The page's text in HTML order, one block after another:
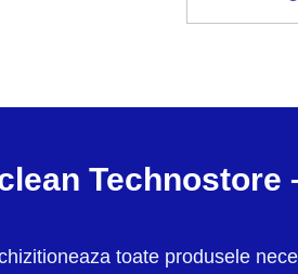
toate produsele